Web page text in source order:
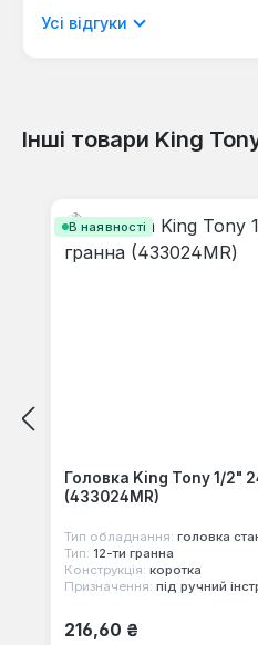
мовою.
Відгуків не знайдено.
Усі відгуки
Інші товари King
В наявності
Головка King Tony 1/2"
(433024MR)
Тип обладнання: головка
Тип: 12-ти гранна
Конструкція: коротка
Призначення: під ручний
Звичайна ціна:
216,60 ₴